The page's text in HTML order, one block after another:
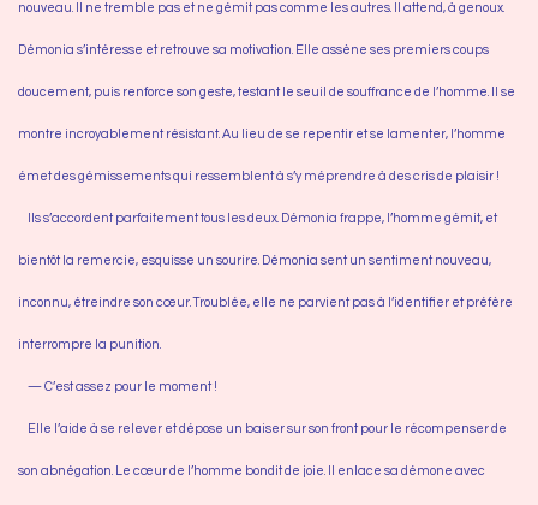
nouveau. Il ne tremble pas et ne gémit pas comme les autres. Il attend, à genoux.
Démonia s’intéresse et retrouve sa motivation. Elle assène ses premiers coups
doucement, puis renforce son geste, testant le seuil de souffrance de l’homme. Il se
montre incroyablement résistant. Au lieu de se repentir et se lamenter, l’homme
émet des gémissements qui ressemblent à s’y méprendre à des cris de plaisir !
Ils s’accordent parfaitement tous les deux. Démonia frappe, l’homme gémit, et
bientôt la remercie, esquisse un sourire. Démonia sent un sentiment nouveau,
inconnu, étreindre son cœur. Troublée, elle ne parvient pas à l’identifier et préfère
interrompre la punition.
— C’est assez pour le moment !
Elle l’aide à se relever et dépose un baiser sur son front pour le récompenser de
son abnégation. Le cœur de l’homme bondit de joie. Il enlace sa démone avec